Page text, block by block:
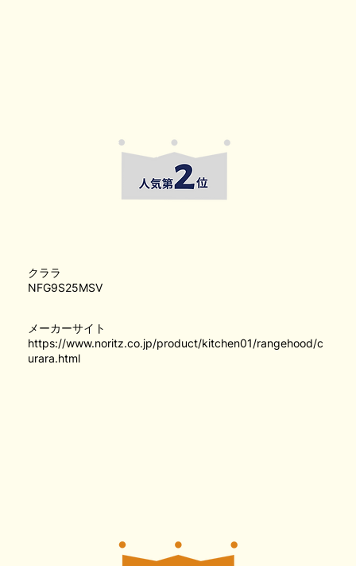
メーカーサイト
https://www.noritz.co.jp/product/kitchen01/rangehood/c
urara.html
クララ
NFG9S25MSV